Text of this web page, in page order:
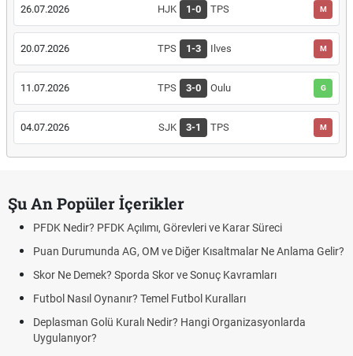
26.07.2026 HJK 1-0 TPS M
20.07.2026 TPS 1-3 Ilves M
11.07.2026 TPS 3-0 Oulu G
04.07.2026 SJK 3-1 TPS M
Şu An Popüler İçerikler
PFDK Nedir? PFDK Açılımı, Görevleri ve Karar Süreci
Puan Durumunda AG, OM ve Diğer Kısaltmalar Ne Anlama Gelir?
Skor Ne Demek? Sporda Skor ve Sonuç Kavramları
Futbol Nasıl Oynanır? Temel Futbol Kuralları
Deplasman Golü Kuralı Nedir? Hangi Organizasyonlarda
Uygulanıyor?